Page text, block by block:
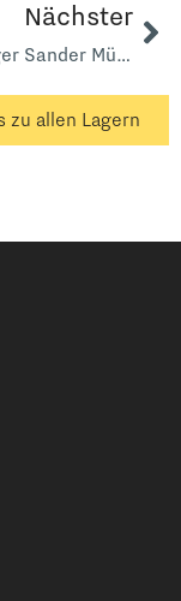
Nächster
Arbeitslager Sander Mühle Frauen Ukrainerinnen
zu allen Lagern